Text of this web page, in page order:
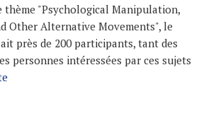
thème "Psychological Manipulation,
Other Alternative Movements", le
près de 200 participants, tant des
personnes intéressées par ces sujets